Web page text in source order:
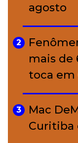
A
função
agosto
2
mais de
toca
3
Mac
Curitiba